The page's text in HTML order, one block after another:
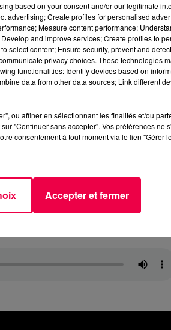
based on your consent and/or our legitimate
advertising; Create profiles for personalised
Measure content performance;
and improve services; Create profiles to
select content; Ensure security, prevent and
privacy choices. These technologies
functionalities: Identify devices based on
data from other data sources; Link different
ou affiner en sélectionnant les finalités et/ou
"Continuer sans accepter". Vos préférences ne
consentement à tout moment via le lien "Gérer
Accepter et fermer